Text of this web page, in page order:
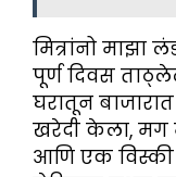
मित्रांनो माझा
पूर्ण दिवस
घरातून
खरेदी केला, मग
आणि एक